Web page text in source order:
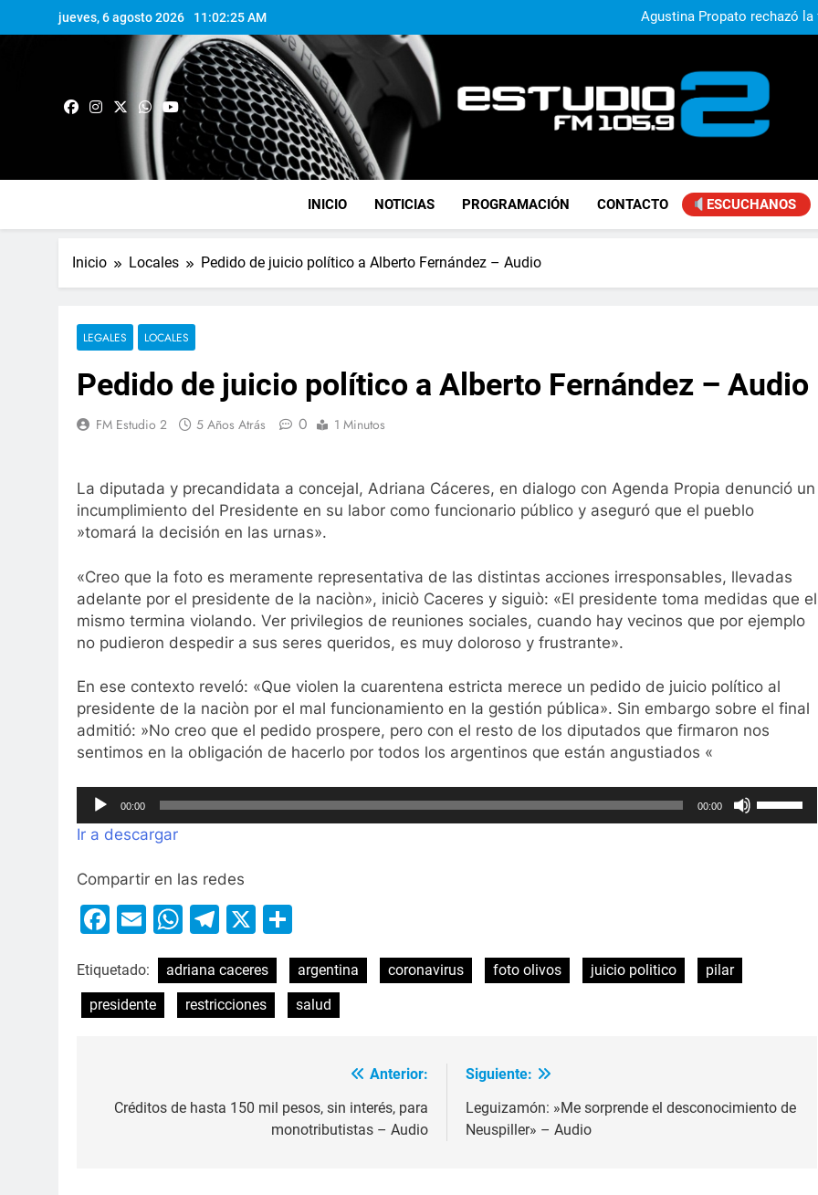
jueves, 6 agosto 2026 11:02:25 AM
Agustina Propato rechazó
José Ignacio de Mendiguren
Agustina Propato rechazó
José Ignacio de Mendiguren
con Brasil: «No
FM Estudio 2
INICIO NOTICIAS PROGRAMACIÓN CONTACTO ESCUCHANOS
Inicio Locales Pedido de juicio político a Alberto Fernández – Audio
LEGALES LOCALES
Pedido de juicio político a Alberto Fernández – Audio
FM Estudio 2 5 Años Atrás 0 1 Minutos
La diputada y precandidata a concejal, Adriana Cáceres, en dialogo con Agenda Propia denunció un
incumplimiento del Presidente en su labor como funcionario público y aseguró que el pueblo
»tomará la decisión en las urnas».
«Creo que la foto es meramente representativa de las distintas acciones irresponsables, llevadas
adelante por el presidente de la naciòn», iniciò Caceres y siguiò: «El presidente toma medidas que el
mismo termina violando. Ver privilegios de reuniones sociales, cuando hay vecinos que por ejemplo
no pudieron despedir a sus seres queridos, es muy doloroso y frustrante».
En ese contexto reveló: «Que violen la cuarentena estricta merece un pedido de juicio político al
presidente de la naciòn por el mal funcionamiento en la gestión pública». Sin embargo sobre el final
admitió: »No creo que el pedido prospere, pero con el resto de los diputados que firmaron nos
sentimos en la obligación de hacerlo por todos los argentinos que están angustiados «
Reproductor
audio
00:00 00:00
Ir a descargar
Compartir en las redes
Facebook
EmailWhatsApp
Telegram
X
Etiquetado: adriana caceres argentina coronavirus foto olivos juicio politico
pilar
presidente
restricciones salud
Anterior:
Créditos de hasta 150 mil pesos, sin interés, para
monotributistas – Audio
Siguiente:
Leguizamón: »Me sorprende el desconocimiento de
Neuspiller» – Audio